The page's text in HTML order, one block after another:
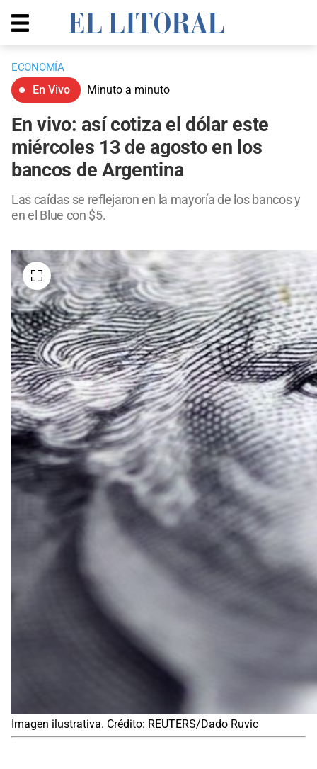
ECONOMÍA
En Vivo Minuto a minuto
En vivo: así cotiza el dólar este
miércoles 13 de agosto en los
bancos de Argentina
Las caídas se reflejaron en la mayoría de los bancos y
en el Blue con $5.
Imagen ilustrativa. Crédito: REUTERS/Dado Ruvic